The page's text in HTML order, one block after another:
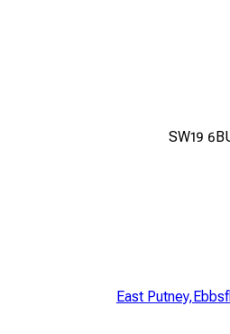
East Putney,